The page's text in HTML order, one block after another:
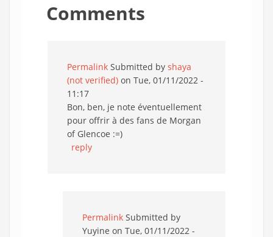
Comments
Permalink Submitted by shaya
(not verified) on Tue, 01/11/2022 -
11:17
Bon, ben, je note éventuellement
pour offrir à des fans de Morgan
of Glencoe :=)
reply
Permalink Submitted by
Yuyine on Tue, 01/11/2022 -